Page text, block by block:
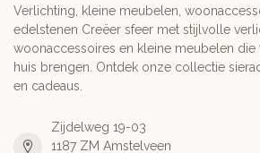
Verlichting, kleine meubelen,
edelstenen Creëer sfeer met stijlvolle
woonaccessoires en kleine meubelen die
huis brengen. Ontdek onze collectie
en cadeaus.
Zijdelweg 19-03
1187 ZM Amstelveen